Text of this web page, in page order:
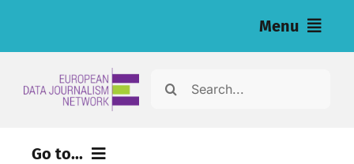
Menu
Search
Go to...